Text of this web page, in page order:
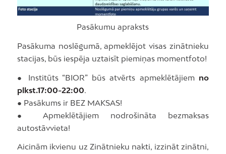
Pasākumu apraksts
Pasākuma noslēgumā, apmeklējot visas zinātnieku
stacijas, būs iespēja uztaisīt piemiņas momentfoto!
● Institūts “BIOR” būs atvērts apmeklētājiem no
plkst.17:00-22:00
● Pasākums ir BEZ MAKSAS!
● Apmeklētājiem nodrošināta bezmaksas
autostāvvieta!
Aicinām ikvienu uz Zinātnieku nakti, izzināt zinātni,